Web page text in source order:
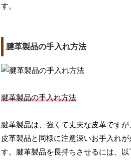
す。
腱革製品の手入れ方法
腱革製品の手入れ方法
腱革製品は、強くて丈夫な皮革ですが
皮革製品と同様に注意深いお手入れが
す。腱革製品を長持ちさせるには、以